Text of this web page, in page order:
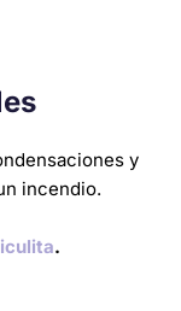
y
incendio.
.